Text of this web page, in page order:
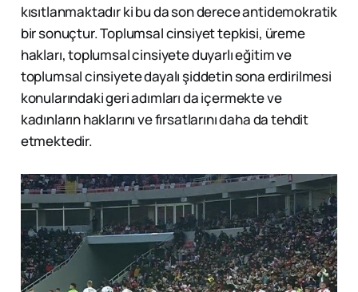
kısıtlanmaktadır ki bu da son derece antidemokratik
bir sonuçtur. Toplumsal cinsiyet tepkisi, üreme
hakları, toplumsal cinsiyete duyarlı eğitim ve
toplumsal cinsiyete dayalı şiddetin sona erdirilmesi
konularındaki geri adımları da içermekte ve
kadınların haklarını ve fırsatlarını daha da tehdit
etmektedir.